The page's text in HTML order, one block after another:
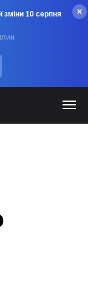
зміни 10 серпня